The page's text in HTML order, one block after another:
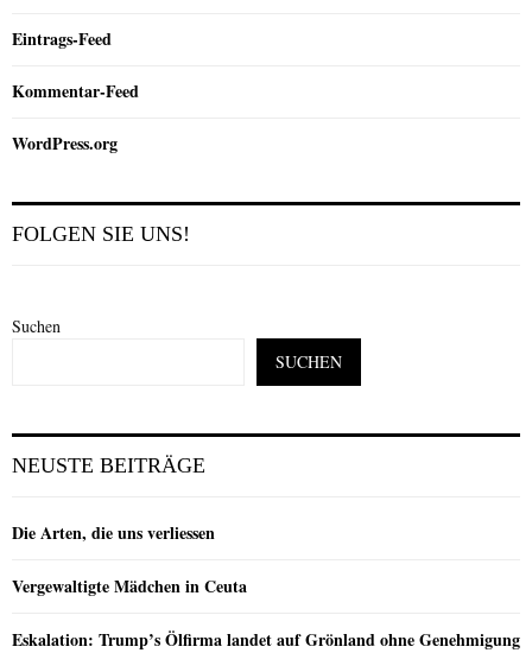
Eintrags-Feed
Kommentar-Feed
WordPress.org
FOLGEN SIE UNS!
Suchen
SUCHEN
NEUSTE BEITRÄGE
Die Arten, die uns verliessen
Vergewaltigte Mädchen in Ceuta
Eskalation: Trump’s Ölfirma landet auf Grönland ohne Genehmigung